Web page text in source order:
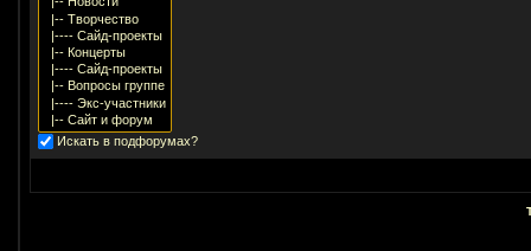
Искать в подфорумах?